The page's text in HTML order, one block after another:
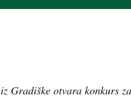
Gradiške otvara konkurs